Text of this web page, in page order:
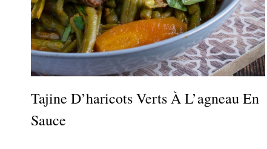
Tajine D’haricots Verts À L’agneau En
Sauce